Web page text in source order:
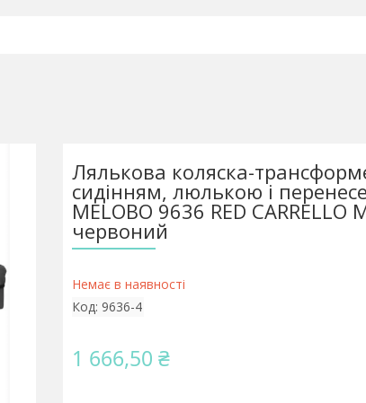
Лялькова коляска-
сидінням, люлькою і
MELOBO 9636 RED CARRELLO
червоний
Немає в наявності
Код: 9636-4
1 666,50 ₴